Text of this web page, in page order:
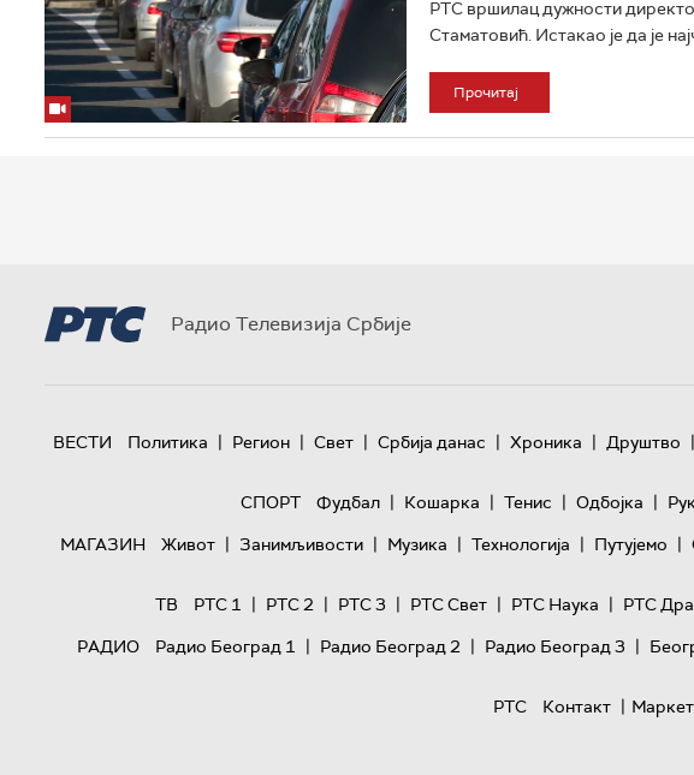
РТС вршилац дужности
Стаматовић. Истакао је да је
Прочитај
Радио Телевизија Србије
ВЕСТИ Политика | Регион | Свет | Србија данас | Хроника | Друштво |
СПОРТ
Фудбал | Кошарка | Тенис | Одбојка |
МАГАЗИН
Живот | Занимљивости | Музика | Технологијa | Путујемо |
ТВ
РТС 1 | РТС 2 | РТС 3 | РТС Свет | РТС Наука | РТС
РАДИО
Радио Београд 1 | Радио Београд 2 | Радио Београд 3 |
РТС
Контакт |